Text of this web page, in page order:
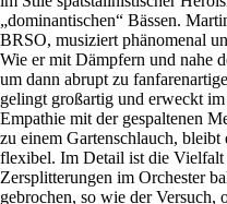
„dominantischen“ Bässen.
BRSO, musiziert phänomenal
Wie er mit Dämpfern und nahe
um dann abrupt zu
gelingt großartig und erweckt
Empathie mit der gespaltenen
zu einem Gartenschlauch,
flexibel. Im Detail ist die
Zersplitterungen im Orchester
gebrochen, so wie der Versuch,